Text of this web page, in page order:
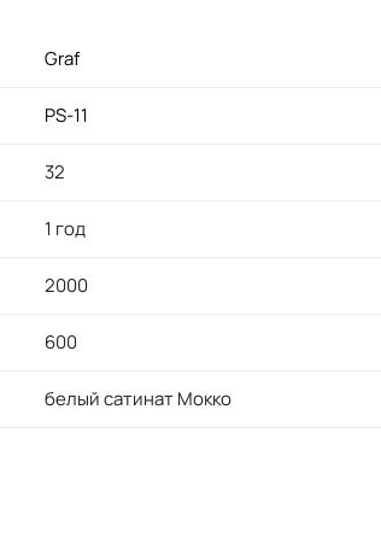
Graf
PS-11
32
1 год
2000
600
белый сатинат Мокко